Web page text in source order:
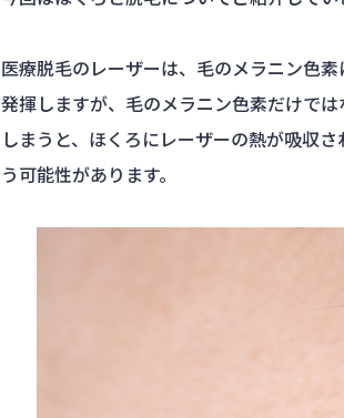
医療脱毛のレーザーは、毛のメラニン色
発揮しますが、毛のメラニン色素だけで
しまうと、ほくろにレーザーの熱が吸収
う可能性があります。